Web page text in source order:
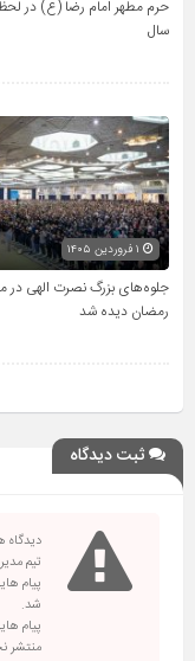
حرم مطهر امام رضا (ع) در
سال
جلوه‌های بزرگ نصرت الهی در
رمضان دیده شد
ثبت دیدگاه
تیم
پیام
شد.
پیام
منتشر